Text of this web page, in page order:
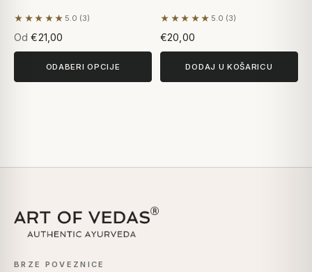
★★★★★ 5.0 (3)
Na temelju 3 recenzija
Od €21,00
ODABERI OPCIJE
★★★★★ 5.0 (3)
Na temelju 3 recenzija
€20,00
DODAJ U KOŠARICU
BRZE POVEZNICE